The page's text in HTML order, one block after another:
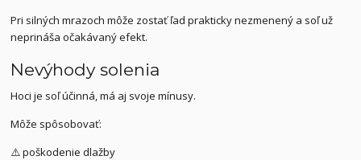
Pri silných mrazoch môže zostať ľad prakticky nezmenený a soľ už
neprináša očakávaný efekt.
Nevýhody solenia
Hoci je soľ účinná, má aj svoje mínusy.
Môže spôsobovať:
⚠️ poškodenie dlažby